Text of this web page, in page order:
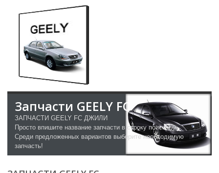
Запчасти GEELY FC
ЗАПЧАСТИ GEELY FC ДЖИЛИ
Просто впишите название запчасти в строку поиска!
Среди предложенных вариантов выберите необходимую
запчасть!